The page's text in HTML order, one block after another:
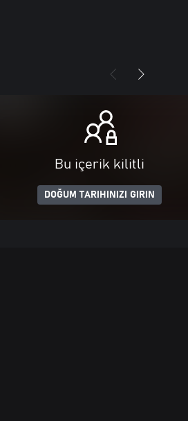
Bu içerik kilitli
DOĞUM TARIHINIZI GIRIN